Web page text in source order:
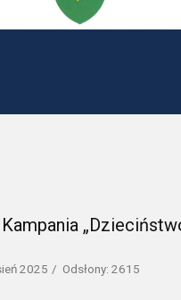
2025 Odsłony: 2615